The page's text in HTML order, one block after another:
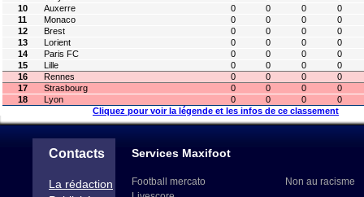
10
Auxerre 0 0 0
0
11
Monaco 0 0 0
0
12
Brest 0 0 0
0
13
Lorient 0 0 0
0
14
Paris FC 0 0 0
0
15
Lille 0 0 0
0
16
Rennes 0 0 0
0
17
Strasbourg 0 0 0
0
18
Lyon 0 0 0
0
Cliquez pour voir la légende et les infos de ce classement
Contacts
La rédaction
Services Maxifoot
Football mercato
Non au racisme